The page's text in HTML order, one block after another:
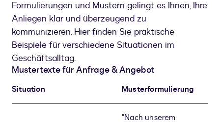
Formulierungen und Mustern gelingt es Ihnen, Ihre
Anliegen klar und überzeugend zu
kommunizieren. Hier finden Sie praktische
Beispiele für verschiedene Situationen im
Geschäftsalltag.
Mustertexte für Anfrage & Angebot
Situation Musterformulierung
"Nach unserem